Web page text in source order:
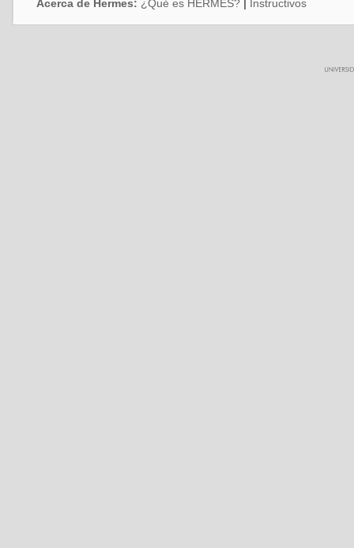
Acerca de Hermes: ¿Qué es HERMES? | Instructivos